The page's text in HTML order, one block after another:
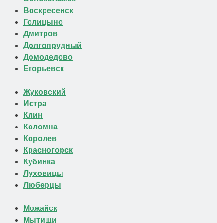
Воскресенск
Голицыно
Дмитров
Долгопрудный
Домодедово
Егорьевск
Жуковский
Истра
Клин
Коломна
Королев
Красногорск
Кубинка
Луховицы
Люберцы
Можайск
Мытищи